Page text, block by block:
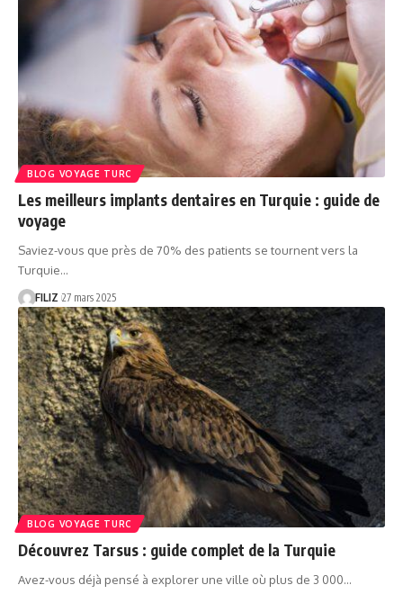
BLOG VOYAGE TURC
Les meilleurs implants dentaires en Turquie : guide de
voyage
Saviez-vous que près de 70% des patients se tournent vers la
Turquie…
FILIZ 27 mars 2025
BLOG VOYAGE TURC
Découvrez Tarsus : guide complet de la Turquie
Avez-vous déjà pensé à explorer une ville où plus de 3 000…